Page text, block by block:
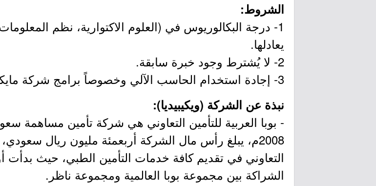
الشروط:
1- درجة البكالوريوس في (العلوم الاكتوارية، نظم
يعادلها.
2- لا يُشترط وجود خبرة سابقة.
3- إجادة استخدام الحاسب الآلي وخصوصاً برامج شركة مايكروسوفت (أوفيس).
نبذة عن الشركة (ويكيبيديا):
- بوبا العربية للتأمين التعاوني هي شركة تأمين مساهمة
2008م، يبلغ رأس مال الشركة أربعمئة مليون ريال
الشراكة بين مجموعة بوبا العالمية ومجموعة ناظر.